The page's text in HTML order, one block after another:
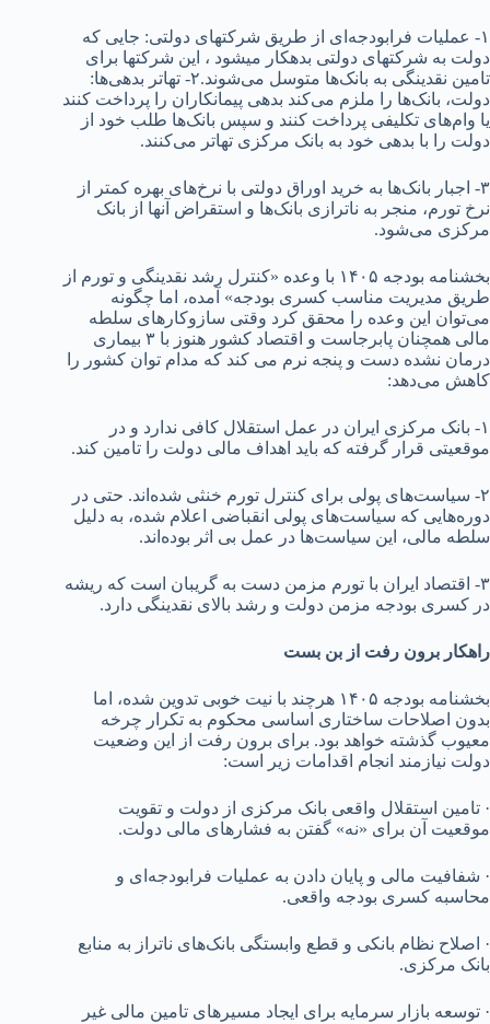
۱- عملیات فرابودجه‌ای از طریق شرکت‎های دولتی: جایی که
دولت به شرکت‎های دولتی بدهکار می‎شود ، این شرکت‎ها برای
تامین نقدینگی به بانک‌ها متوسل می‌شوند.‎‌۲- تهاتر بدهی‌ها:
دولت، بانک‌ها را ملزم می‌کند بدهی پیمانکاران را پرداخت کنند
یا وام‌های تکلیفی پرداخت کنند و سپس بانک‌ها طلب خود از
دولت را با بدهی خود به بانک مرکزی تهاتر می‌کنند.‎
۳- اجبار بانک‌ها به خرید اوراق دولتی با نرخ‌های بهره کمتر از
نرخ تورم، منجر به ناترازی بانک‌ها و استقراض آنها از بانک
مرکزی می‌شود.
بخشنامه بودجه ۱۴۰۵ با وعده «کنترل رشد نقدینگی و تورم از
طریق مدیریت مناسب کسری بودجه» آمده، اما چگونه
می‌توان این وعده را محقق کرد وقتی سازوکارهای سلطه
مالی همچنان پابرجاست و اقتصاد کشور هنوز با ۳ بیماری
درمان نشده دست و پنجه نرم می کند که مدام توان کشور را
کاهش می‌دهد:
۱- بانک مرکزی ایران در عمل استقلال کافی ندارد و در
موقعیتی قرار گرفته که باید اهداف مالی دولت را تامین کند.
۲- سیاست‌های پولی برای کنترل تورم خنثی شده‌اند. حتی در
دوره‌هایی که سیاست‌های پولی انقباضی اعلام شده، به دلیل
سلطه مالی، این سیاست‌ها در عمل بی اثر بوده‌اند.
۳- اقتصاد ایران با تورم مزمن دست به گریبان است که ریشه
در کسری بودجه مزمن دولت و رشد بالای نقدینگی دارد.
راهکار برون رفت از بن بست
بخشنامه بودجه ۱۴۰۵ هرچند با نیت خوبی تدوین شده، اما
بدون اصلاحات ساختاری اساسی محکوم به تکرار چرخه
معیوب گذشته خواهد بود. برای برون رفت از این وضعیت
دولت نیازمند انجام اقدامات زیر است:
· تامین استقلال واقعی بانک مرکزی از دولت و تقویت
موقعیت آن برای «نه» گفتن به فشارهای مالی دولت.
· شفافیت مالی و پایان دادن به عملیات فرابودجه‌ای و
محاسبه کسری بودجه واقعی.
· اصلاح نظام بانکی و قطع وابستگی بانک‌های ناتراز به منابع
بانک مرکزی.
· توسعه بازار سرمایه برای ایجاد مسیرهای تامین مالی غیر